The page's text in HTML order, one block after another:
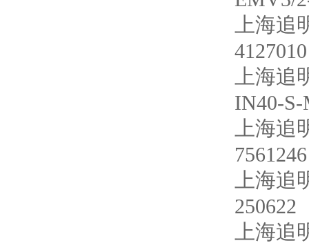
上海
4127010
上海
IN40-
上海
7561246
上海
250622
上海